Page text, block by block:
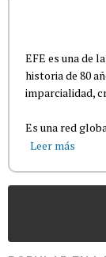
EFE es una de
historia de 80
imparcialidad,
Es una red
Leer más